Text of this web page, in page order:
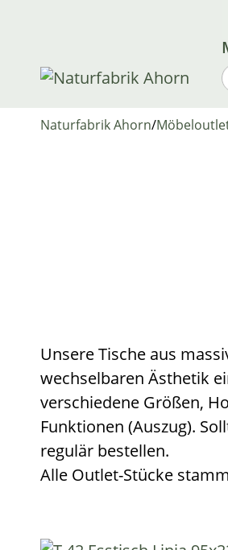
Naturfabrik Ahorn/
Unsere Tische aus
wechselbaren Ästhetik
verschiedene Größen,
Funktionen (Auszug).
regulär bestellen.
Alle Outlet-Stücke